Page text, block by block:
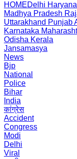
HOMEDelhi Haryana
Madhya Pradesh
Uttarakhand Punjab
Karnataka
Odisha Kerala
Jansamasya
News
Bjp
National
Police
Bihar
India
कांग्रेस
Accident
Congress
Modi
Delhi
Viral